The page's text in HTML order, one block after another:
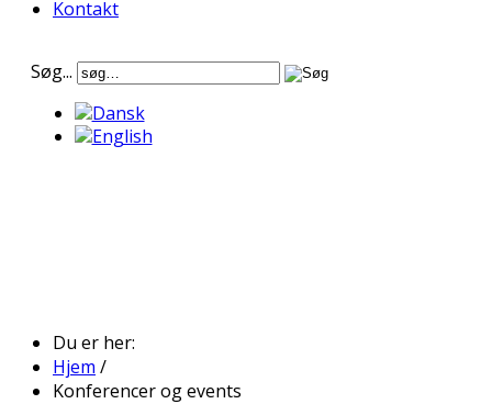
Kontakt
Søg...
Du er her:
Hjem /
Konferencer og events